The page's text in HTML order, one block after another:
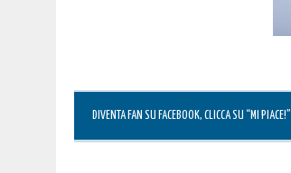
DIVENTA FAN SU FACEBOOK, CLICCA SU “MI PIACE!”